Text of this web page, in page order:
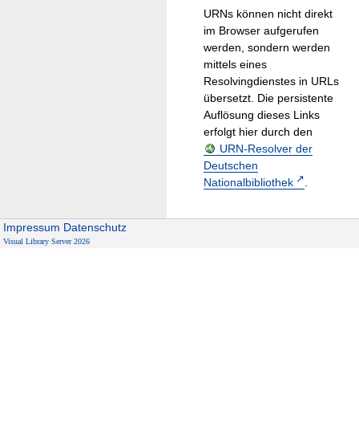
URNs können nicht direkt
im Browser aufgerufen
werden, sondern werden
mittels eines
Resolvingdienstes in URLs
übersetzt. Die persistente
Auflösung dieses Links
erfolgt hier durch den
URN-Resolver der
Deutschen
Nationalbibliothek
.
Impressum Datenschutz
Visual Library Server 2026